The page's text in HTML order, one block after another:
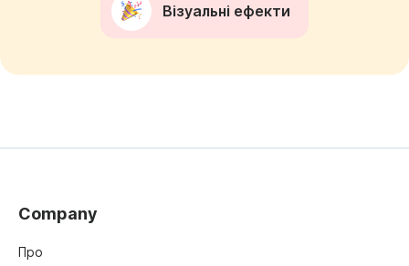
Візуальні ефекти
Company
Про